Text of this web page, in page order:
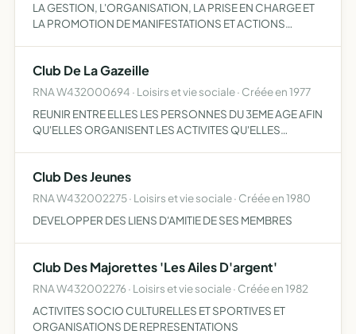
LA GESTION, L'ORGANISATION, LA PRISE EN CHARGE ET
LA PROMOTION DE MANIFESTATIONS ET ACTIONS
DE TOUS SES EFFETS, Â DATER DU 1…
Club De La Gazeille
RNA W432000694 · Loisirs et vie sociale · Créée en 1977
REUNIR ENTRE ELLES LES PERSONNES DU 3EME AGE AFIN
QU'ELLES ORGANISENT LES ACTIVITES QU'ELLES
Club Des Jeunes
RNA W432002275 · Loisirs et vie sociale · Créée en 1980
DEVELOPPER DES LIENS D'AMITIE DE SES MEMBRES
Club Des Majorettes 'Les Ailes D'argent'
RNA W432002276 · Loisirs et vie sociale · Créée en 1982
ACTIVITES SOCIO CULTURELLES ET SPORTIVES ET
ORGANISATIONS DE REPRESENTATIONS